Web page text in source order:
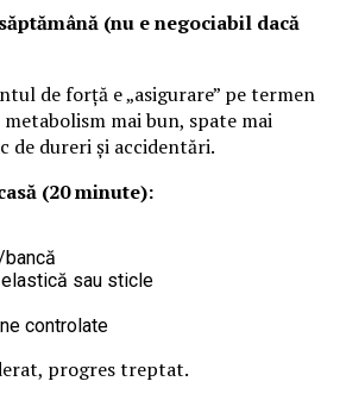
(nu e negociabil dacă
de forță e „asigurare” pe termen
mai bun, spate mai
de dureri și accidentări.
(20 minute):
sau sticle
controlate
progres treptat.